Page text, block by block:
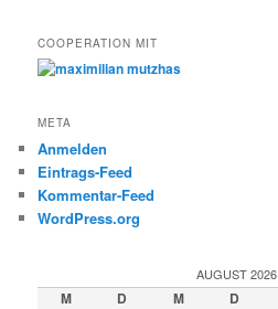
COOPERATION MIT
META
Anmelden
Eintrags-Feed
Kommentar-Feed
WordPress.org
AUGUST 2026
M D M D